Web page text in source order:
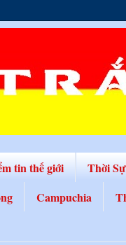
tin thế giới Thời
Campuchia